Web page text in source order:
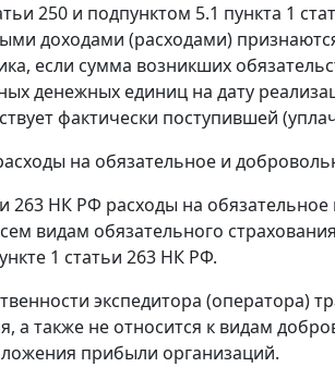
250 и подпунктом 5.1 пункта 1
доходами (расходами)
если сумма возникших
денежных единиц на дату
фактически поступившей
на обязательное и
263 НК РФ расходы на
видам обязательного
1 статьи 263 НК РФ.
экспедитора (оператора)
а также не относится к видам
прибыли организаций.